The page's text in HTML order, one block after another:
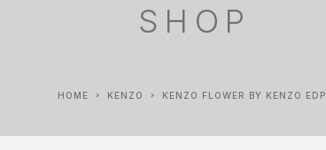
SHOP
HOME KENZO KENZO FLOWER BY KENZO EDP